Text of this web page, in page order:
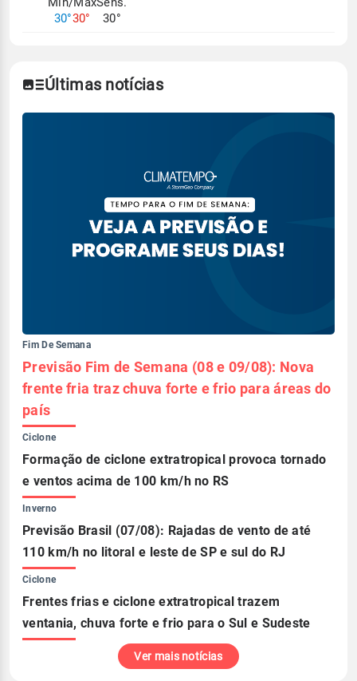
30°30°
30°
Últimas notícias
Fim De Semana
Previsão Fim de Semana (08 e 09/08): Nova
frente fria traz chuva forte e frio para áreas do
país
Ciclone
Formação de ciclone extratropical provoca tornado
e ventos acima de 100 km/h no RS
Inverno
Previsão Brasil (07/08): Rajadas de vento de até
110 km/h no litoral e leste de SP e sul do RJ
Ciclone
Frentes frias e ciclone extratropical trazem
ventania, chuva forte e frio para o Sul e Sudeste
Ver mais notícias